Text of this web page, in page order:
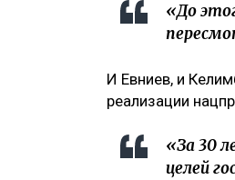
«До
И Евниев, и
реализации
«За 30
целей